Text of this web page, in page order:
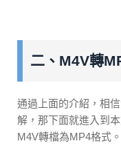
二、M4V轉
通過上面的介紹，相
解，那下面就進入到
M4V轉檔為MP4格式。